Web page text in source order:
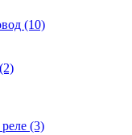
(10)
(3)